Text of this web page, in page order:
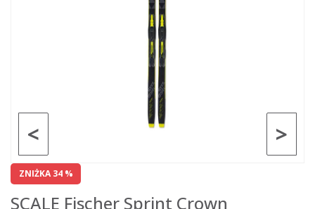
>
<
ZNIŻKA 34 %
SCALE Fischer Sprint Crown